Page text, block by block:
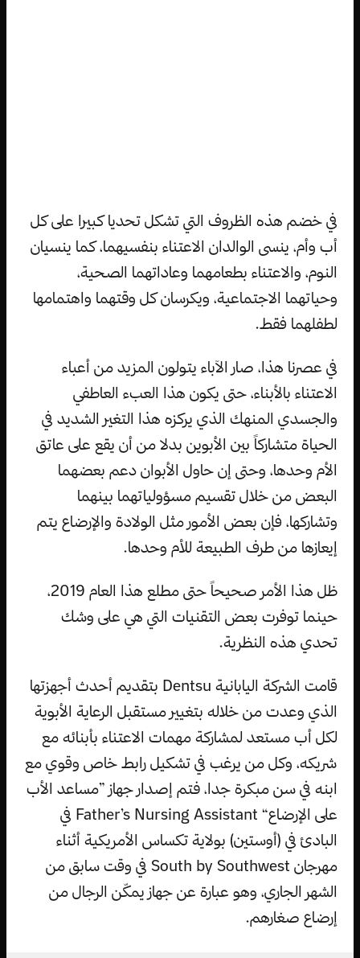
في خضم هذه الظروف التي تشكل تحديا كبيرا على كل
أب وأم، ينسى الوالدان الاعتناء بنفسيهما، كما ينسيان
النوم، والاعتناء بطعامهما وعاداتهما الصحية،
وحياتهما الاجتماعية، ويكرسان كل وقتهما واهتمامها
لطفلهما فقط.
في عصرنا هذا، صار الآباء يتولون المزيد من أعباء
الاعتناء بالأبناء، حتى يكون هذا العبء العاطفي
والجسدي المنهك الذي يركزه هذا التغير الشديد في
الحياة متشاركاً بين الأبوين بدلا من أن يقع على عاتق
الأم وحدها، وحتى إن حاول الأبوان دعم بعضهما
البعض من خلال تقسيم مسؤولياتهما بينهما
وتشاركها، فإن بعض الأمور مثل الولادة والإرضاع يتم
إيعازها من طرف الطبيعة للأم وحدها.
ظل هذا الأمر صحيحاً حتى مطلع هذا العام 2019،
حينما توفرت بعض التقنيات التي هي على وشك
تحدي هذه النظرية.
قامت الشركة اليابانية Dentsu بتقديم أحدث أجهزتها
الذي وعدت من خلاله بتغيير مستقبل الرعاية الأبوية
لكل أب مستعد لمشاركة مهمات الاعتناء بأبنائه مع
شريكه، وكل من يرغب في تشكيل رابط خاص وقوي مع
ابنه في سن مبكرة جدا، فتم إصدار جهاز ”مساعد الأب
على الإرضاع“ Father’s Nursing Assistant في
البادئ في (أوستين) بولاية تكساس الأمريكية أثناء
مهرجان South by Southwest في وقت سابق من
الشهر الجاري، وهو عبارة عن جهاز يمكّن الرجال من
إرضاع صغارهم.